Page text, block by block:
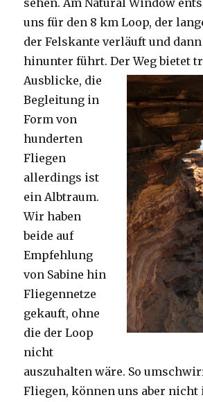
uns für den 8 km Loop, der
der Felskante verläuft und
hinunter führt. Der Weg bietet
Ausblicke, die
Begleitung in
Form von
hunderten
Fliegen
allerdings ist
ein Albtraum.
Wir haben
beide auf
Empfehlung
von Sabine hin
Fliegennetze
gekauft, ohne
die der Loop
nicht
auszuhalten wäre. So
Fliegen, können uns aber nicht